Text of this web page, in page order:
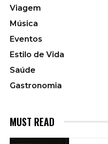
Viagem
Música
Eventos
Estilo de Vida
Saúde
Gastronomia
MUST READ